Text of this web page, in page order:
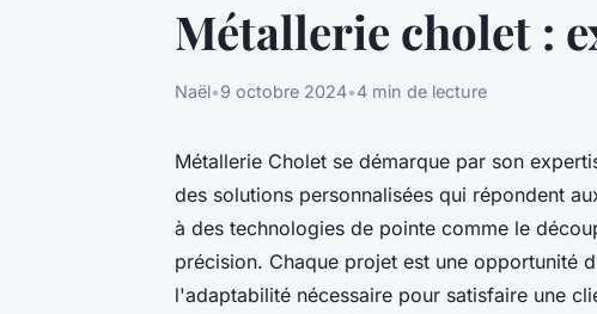
Métallerie cholet :
Naël•9 octobre 2024•4 min de lecture
Métallerie Cholet se démarque par son
des solutions personnalisées qui répondent
à des technologies de pointe comme le
précision. Chaque projet est une opportunité
l'adaptabilité nécessaire pour satisfaire une